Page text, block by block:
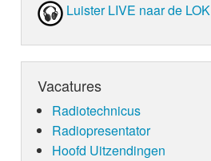
Luister LIVE naar de LOK
Vacatures
Radiotechnicus
Radiopresentator
Hoofd Uitzendingen